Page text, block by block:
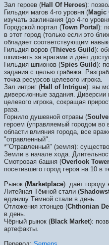
Зал героев (Hall Of Heroes):
Гильдия магов 4-го уровня (Magic
изучать заклинания (до 4-го
Городской портал (Town Portal ):
в этот город (только если это
обладает соответствующим
Гильдия воров (Thieves Guild):
шпионить за врагами и даёт
Гильдия шпионов (Spies Guild):
задания с целью грабежа.
точка ресурсов целевого игрока.
Зал интриг (Hall of Intrigue): вы
диверсионные задания.
целевого игрока, сокращая
раза.
Горнило душевной отравы (
героем (управляемый городом во
области влияния города, все
"отравленный".
*"Отравленный" (земля):
Земли в начале хода.
Смотровая башня (Overlook Tower
посетившего город героя на 10 в
Рынок (Marketplace): даёт городу
Литейная Тёмной стали (
единицу Тёмной стали в день.
Отложения хтонцев (Chthonian
в день.
Чёрный рынок (Black Market):
артефакты.